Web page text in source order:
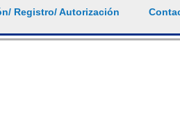
Registro/ Autorización